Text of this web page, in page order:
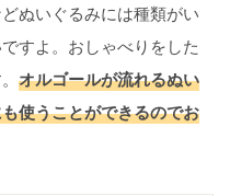
ぬいぐるみには種類がい
すよ。おしゃべりをした
オルゴールが流れるぬい
使うことができるのでお